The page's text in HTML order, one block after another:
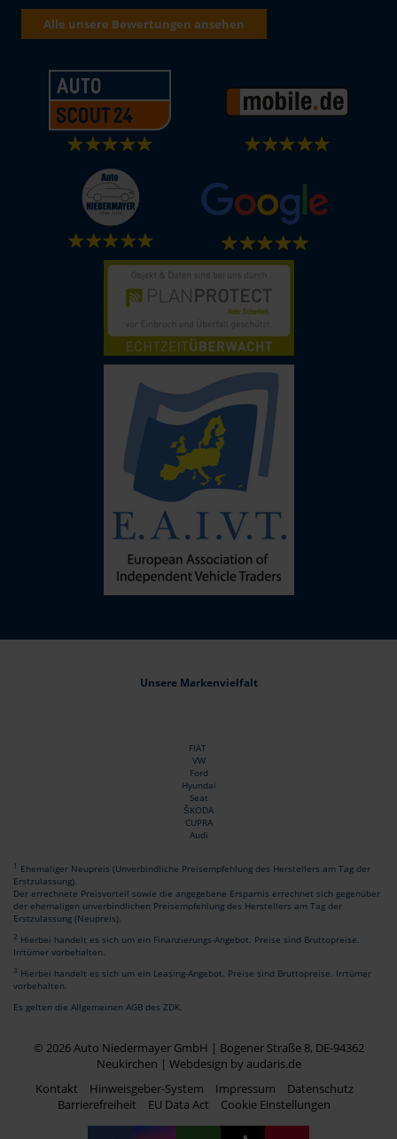
Alle unsere Bewertungen ansehen
Unsere Markenvielfalt
FIAT
VW
Ford
Hyundai
Seat
ŠKODA
CUPRA
Audi
1 Ehemaliger Neupreis (Unverbindliche Preisempfehlung des Herstellers am Tag der
Erstzulassung).
Der errechnete Preisvorteil sowie die angegebene Ersparnis errechnet sich gegenüber
der ehemaligen unverbindlichen Preisempfehlung des Herstellers am Tag der
Erstzulassung (Neupreis).
2 Hierbei handelt es sich um ein Finanzierungs-Angebot. Preise sind Bruttopreise.
Irrtümer vorbehalten.
3 Hierbei handelt es sich um ein Leasing-Angebot. Preise sind Bruttopreise. Irrtümer
vorbehalten.
Es gelten die Allgemeinen AGB des ZDK.
© 2026 Auto Niedermayer GmbH | Bogener Straße 8, DE-94362
Neukirchen | Webdesign by audaris.de
Kontakt
Hinweisgeber-System Impressum
Datenschutz
Barrierefreiheit
EU Data Act Cookie Einstellungen